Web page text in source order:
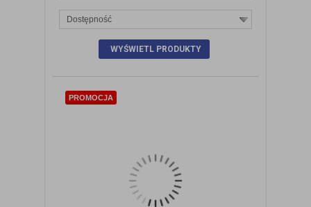
Dostępność
ZOBACZ SZCZEGÓŁY
PROMOCJA